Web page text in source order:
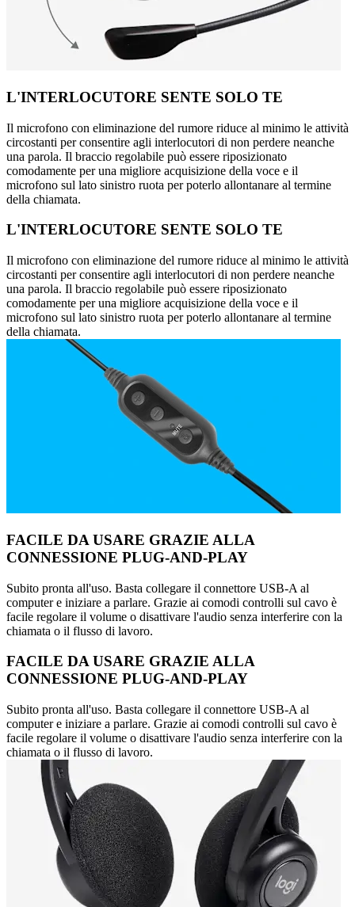
L'INTERLOCUTORE SENTE SOLO TE
Il microfono con eliminazione del rumore riduce al minimo le attività
circostanti per consentire agli interlocutori di non perdere neanche
una parola. Il braccio regolabile può essere riposizionato
comodamente per una migliore acquisizione della voce e il
microfono sul lato sinistro ruota per poterlo allontanare al termine
della chiamata.
L'INTERLOCUTORE SENTE SOLO TE
Il microfono con eliminazione del rumore riduce al minimo le attività
circostanti per consentire agli interlocutori di non perdere neanche
una parola. Il braccio regolabile può essere riposizionato
comodamente per una migliore acquisizione della voce e il
microfono sul lato sinistro ruota per poterlo allontanare al termine
della chiamata.
FACILE DA USARE GRAZIE ALLA
CONNESSIONE PLUG-AND-PLAY
Subito pronta all'uso. Basta collegare il connettore USB-A al
computer e iniziare a parlare. Grazie ai comodi controlli sul cavo è
facile regolare il volume o disattivare l'audio senza interferire con la
chiamata o il flusso di lavoro.
FACILE DA USARE GRAZIE ALLA
CONNESSIONE PLUG-AND-PLAY
Subito pronta all'uso. Basta collegare il connettore USB-A al
computer e iniziare a parlare. Grazie ai comodi controlli sul cavo è
facile regolare il volume o disattivare l'audio senza interferire con la
chiamata o il flusso di lavoro.